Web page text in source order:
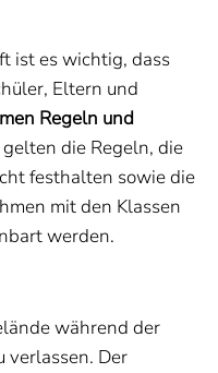
ist es wichtig, dass
Eltern und
Regeln und
die Regeln, die
festhalten sowie die
mit den Klassen
werden.
während der
verlassen. Der